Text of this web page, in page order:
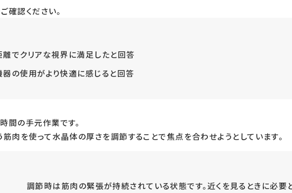
確認ください。
でクリアな視界に満足したと回答
の使用がより快適に感じると回答
間の手元作業です。
肉を使って水晶体の厚さを調節することで焦点を合わせようとしています。
調節時は筋肉の緊張が持続されている状態です。近くを見るときに必